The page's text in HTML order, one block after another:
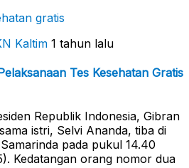
Kaltim 1 tahun lalu
Tes Kesehatan Gratis
Republik Indonesia, Gibran
istri, Selvi Ananda, tiba di
pada pukul 14.40
Kedatangan orang nomor dua